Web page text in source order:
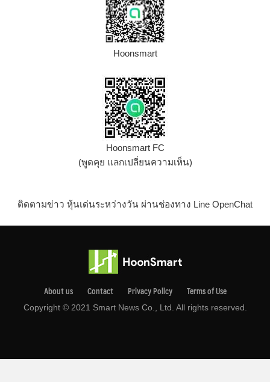
Hoonsmart
Hoonsmart FC
(พูดคุย แลกเปลี่ยนความเห็น)
ติดตามข่าว หุ้นเด่นระหว่างวัน ผ่านช่องทาง Line OpenChat
About us Contact Privacy Pollcy Terms of Use
Copyright © 2021 Smart News Co., Ltd. All rights reserved.